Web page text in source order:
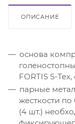
ОПИСАНИЕ
основа
FORTIS S-
парные
жесткости
(4 шт.)